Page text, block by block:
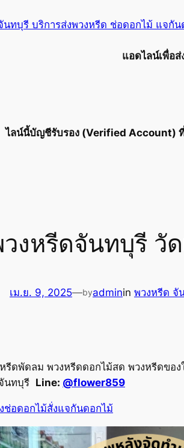
นทบุรี บริการส่งพวงหรีด ช่อดอกไม้ แจกัน
แอดไลน์เพื่อส่
ไลน์นี้บัญชีรับรอง (Verified Account) ที่
งหรีดจันทบุรี วั
เม.ย. 9, 2025—byadminin พวงหรีด จั
รีดพัดลม พวงหรีดดอกไม้สด พวงหรีดขอ
นทบุรี Line: @flower859
ช่อดอกไม้สั่งแจกันดอกไม้